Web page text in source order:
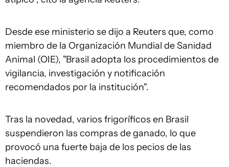
Desde ese ministerio se dijo a Reuters que, como
miembro de la Organización Mundial de Sanidad
Animal (OIE), "Brasil adopta los procedimientos de
vigilancia, investigación y notificación
recomendados por la institución".
Tras la novedad, varios frigoríficos en Brasil
suspendieron las compras de ganado, lo que
provocó una fuerte baja de los pecios de las
haciendas.